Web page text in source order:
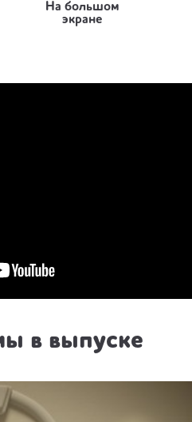
На большом
экране
в выпуске